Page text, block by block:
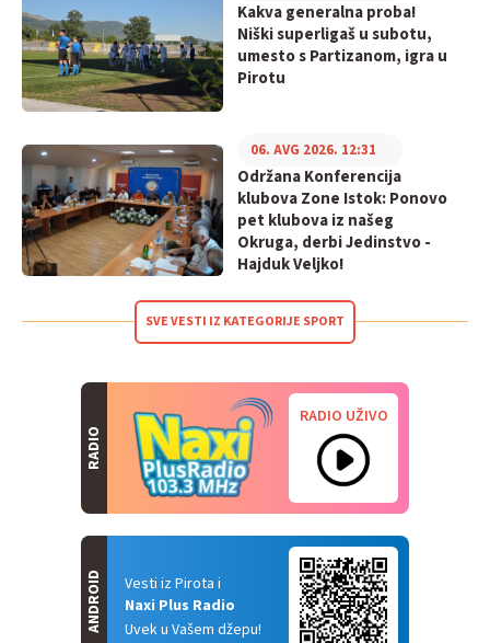
Kakva generalna proba!
Niški superligaš u subotu,
umesto s Partizanom, igra u
Pirotu
Održana Konferencija
klubova Zone Istok: Ponovo
pet klubova iz našeg
Okruga, derbi Jedinstvo -
Hajduk Veljko!
06. AVG 2026. 12:31
SVE VESTI IZ KATEGORIJE SPORT
RADIO
RADIO UŽIVO
Vesti iz Pirota i
Naxi Plus Radio
Uvek u Vašem džepu!
ANDROID